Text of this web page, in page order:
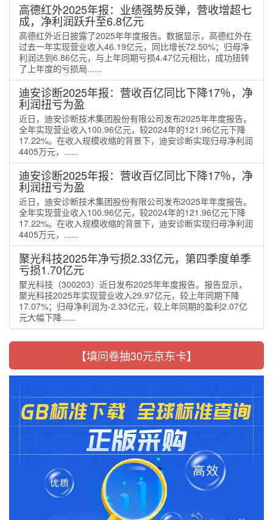
高德红外2025年报：业绩强势反弹，营收增超七
成，净利润跃升至6.8亿元
高德红外近日披露了2025年年度报告。数据显示，高德红外在
过去一年实现营业收入46.19亿元，同比增长72.50%；归母净
利润达到6.86亿元，与上年同期亏损4.47亿元相比，成功扭转
了上年度的亏损局......
迪安诊断2025年报：营收百亿同比下降17％，净
利润扭亏为盈
近日，迪安诊断技术集团股份有限公司发布2025年年度报告。
全年实现营业收入100.96亿元，较2024年的121.96亿元下降
17.22%。在收入规模收缩的背景下，迪安诊断实现归母净利润
4405万元，......
迪安诊断2025年报：营收百亿同比下降17％，净
利润扭亏为盈
近日，迪安诊断技术集团股份有限公司发布2025年年度报告。
全年实现营业收入100.96亿元，较2024年的121.96亿元下降
17.22%。在收入规模收缩的背景下，迪安诊断实现归母净利润
4405万元，......
聚光科技2025年净亏损2.33亿元，第四季度单季
亏损1.70亿元
聚光科技（300203）近日发布2025年年度报告。报告显示，
聚光科技2025年实现营业收入29.97亿元，较上年同期下降
17.07%；归母净利润为-2.33亿元，较上年同期的盈利2.07亿
元大幅下降......
【填问卷抽30元京东卡】